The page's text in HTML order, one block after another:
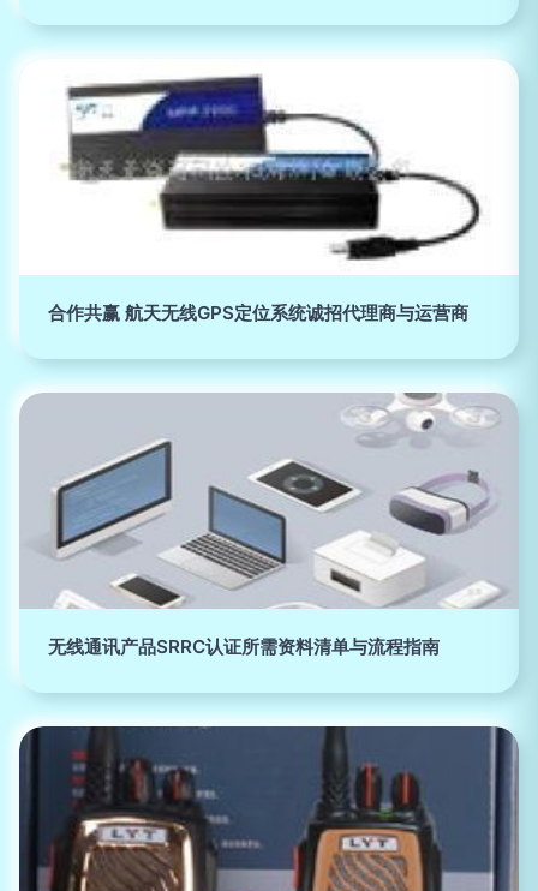
合作共赢 航天无线GPS定位系统诚招代理商与运营商
无线通讯产品SRRC认证所需资料清单与流程指南